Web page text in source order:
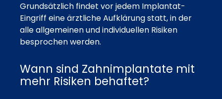
Grundsätzlich findet vor jedem Implantat-
Eingriff eine ärztliche Aufklärung statt, in der
alle allgemeinen und individuellen Risiken
besprochen werden.
Wann sind Zahnimplantate mit
mehr Risiken behaftet?